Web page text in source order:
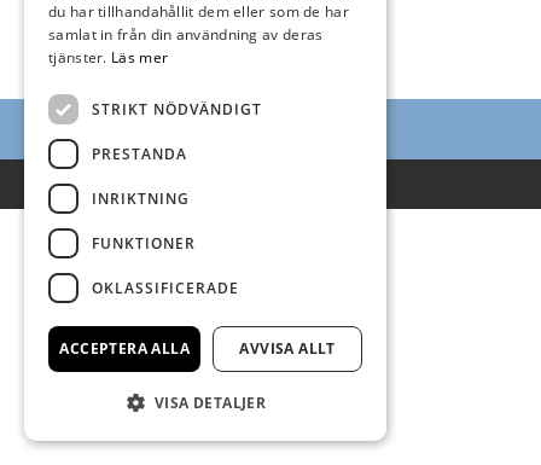
du har tillhandahållit dem eller som de har
samlat in från din användning av deras
tjänster. Läs mer
STRIKT NÖDVÄNDIGT
PRESTANDA
INRIKTNING
FUNKTIONER
OKLASSIFICERADE
ACCEPTERA ALLA AVVISA ALLT
VISA DETALJER